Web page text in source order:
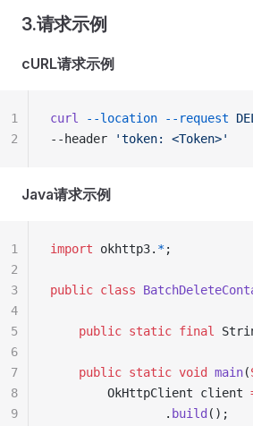
3.请求示例
cURL请求示例
curl --location --request
--header
'token: <Token>'
1
2
Java请求示例
import okhttp3. *;
public class
    public
static final
    public
static void main(
        OkHttpClient client
                .
build ();
1
2
3
4
5
6
7
8
9